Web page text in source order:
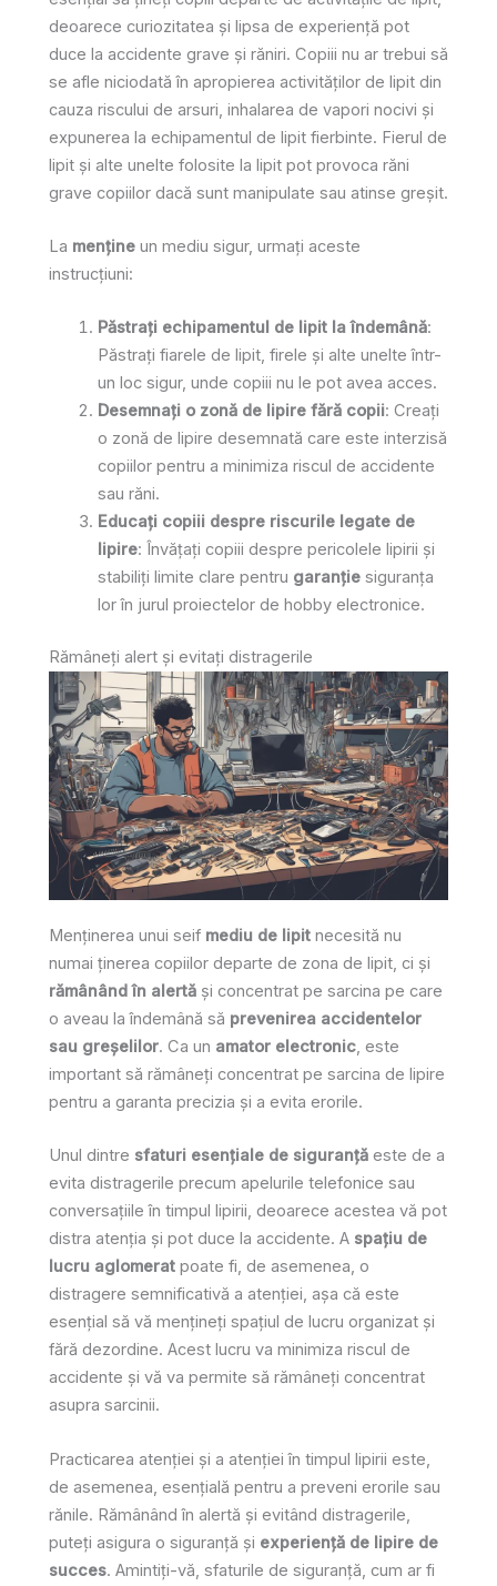
deoarece curiozitatea și lipsa de experiență pot
duce la accidente grave și răniri. Copiii nu ar trebui să
se afle niciodată în apropierea activităților de lipit din
cauza riscului de arsuri, inhalarea de vapori nocivi și
expunerea la echipamentul de lipit fierbinte. Fierul de
lipit și alte unelte folosite la lipit pot provoca răni
grave copiilor dacă sunt manipulate sau atinse greșit.
La menţine un mediu sigur, urmați aceste
instrucțiuni:
Păstrați echipamentul de lipit la îndemână:
Păstrați fiarele de lipit, firele și alte unelte într-
un loc sigur, unde copiii nu le pot avea acces.
Desemnați o zonă de lipire fără copii: Creați
o zonă de lipire desemnată care este interzisă
copiilor pentru a minimiza riscul de accidente
sau răni.
Educați copiii despre riscurile legate de
lipire: Învățați copiii despre pericolele lipirii și
stabiliți limite clare pentru garanțiesiguranța
lor în jurul proiectelor de hobby electronice.
Rămâneți alert și evitați distragerile
Menținerea unui seif mediu de lipit necesită nu
numai ținerea copiilor departe de zona de lipit, ci și
rămânând în alertă și concentrat pe sarcina pe care
o aveau la îndemână să prevenirea accidentelor
sau greșelilor. Ca un amator electronic, este
important să rămâneți concentrat pe sarcina de lipire
pentru a garanta precizia și a evita erorile.
Unul dintre sfaturi esențiale de siguranță este de a
evita distragerile precum apelurile telefonice sau
conversațiile în timpul lipirii, deoarece acestea vă pot
distra atenția și pot duce la accidente. A spațiu de
lucru aglomerat poate fi, de asemenea, o
distragere semnificativă a atenției, așa că este
esențial să vă mențineți spațiul de lucru organizat și
fără dezordine. Acest lucru va minimiza riscul de
accidente și vă va permite să rămâneți concentrat
asupra sarcinii.
Practicarea atenției și a atenției în timpul lipirii este,
de asemenea, esențială pentru a preveni erorile sau
rănile. Rămânând în alertă și evitând distragerile,
puteți asigura o siguranță și experiență de lipire de
succes. Amintiți-vă, sfaturile de siguranță, cum ar fi